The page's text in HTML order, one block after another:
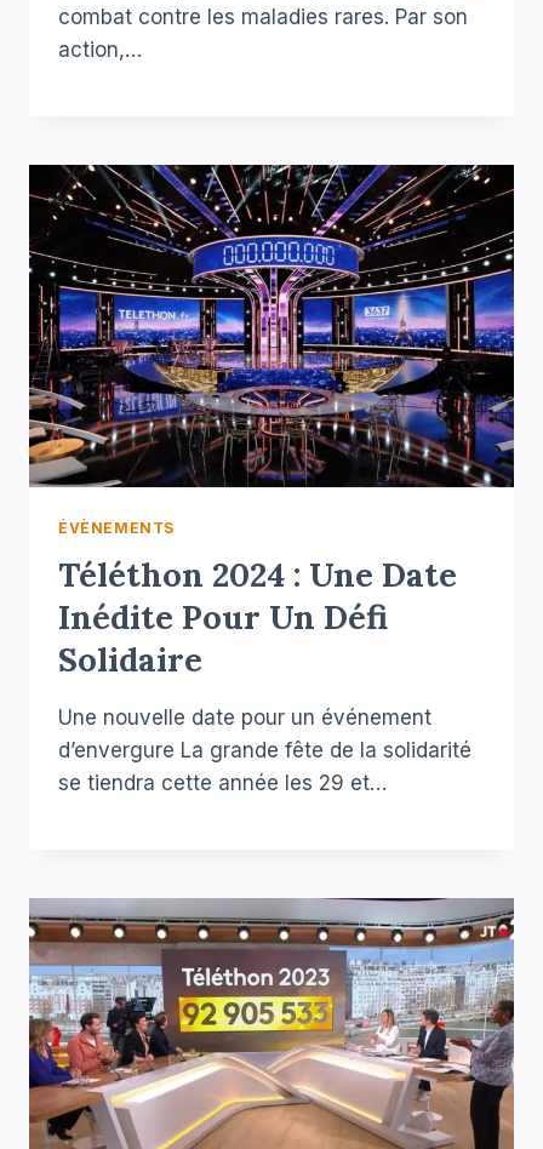
combat contre les maladies rares. Par son
action,…
ÉVÈNEMENTS
Téléthon 2024 : Une Date
Inédite Pour Un Défi
Solidaire
Une nouvelle date pour un événement
d’envergure La grande fête de la solidarité
se tiendra cette année les 29 et…